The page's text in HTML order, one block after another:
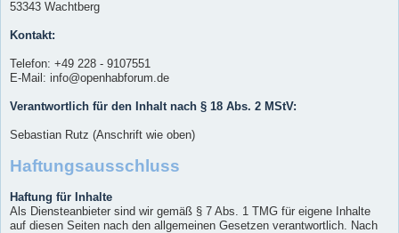
53343 Wachtberg
Kontakt:
Telefon: +49 228 - 9107551
E-Mail: info@openhabforum.de
Verantwortlich für den Inhalt nach § 18 Abs. 2 MStV:
Sebastian Rutz (Anschrift wie oben)
Haftungsausschluss
Haftung für Inhalte
Als Diensteanbieter sind wir gemäß § 7 Abs. 1 TMG für eigene Inhalte
auf diesen Seiten nach den allgemeinen Gesetzen verantwortlich. Nach